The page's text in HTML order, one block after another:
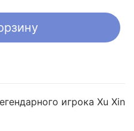
игрока Xu Xin